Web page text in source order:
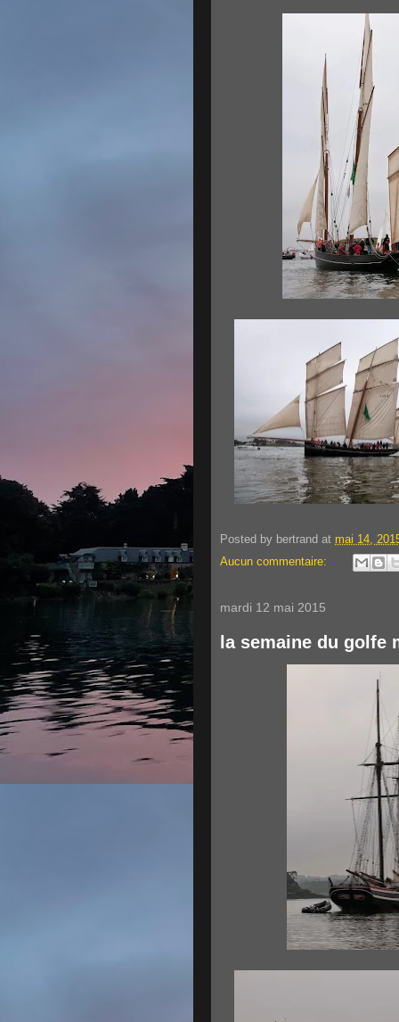
Posted by bertrand at mai 14,
Aucun commentaire:
mardi 12 mai 2015
la semaine du golfe